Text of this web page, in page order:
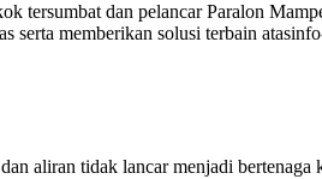
tersumbat dan pelancar Paralon
serta memberikan solusi terbain
aliran tidak lancar menjadi bertenaga